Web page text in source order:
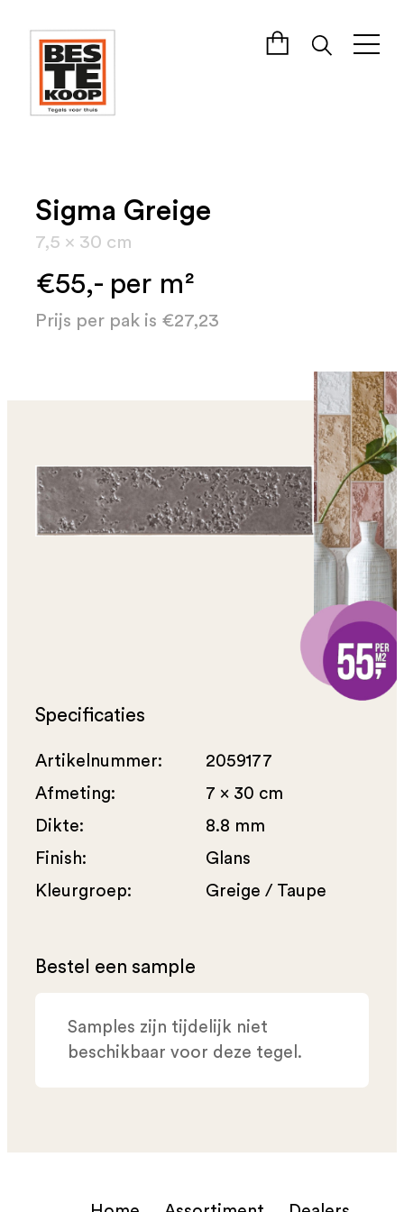
Sigma Greige
7,5 x 30 cm
€55,- per m²
Prijs per pak is €27,23
Specificaties
Artikelnummer:
2059177
Afmeting:
7 x 30 cm
Dikte:
8.8 mm
Finish:
Glans
Kleurgroep:
Greige / Taupe
Bestel een sample
Samples zijn tijdelijk niet
beschikbaar voor deze tegel.